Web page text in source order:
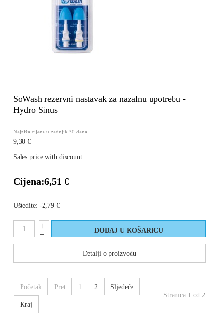
SoWash rezervni nastavak za nazalnu upotrebu -
Hydro Sinus
Najniža cijena u zadnjih 30 dana
9,30 €
Sales price with discount:
Cijena:6,51 €
Uštedite: -2,79 €
Detalji o proizvodu
Početak Pret 1 2 Sljedeće
Kraj
Stranica 1 od 2